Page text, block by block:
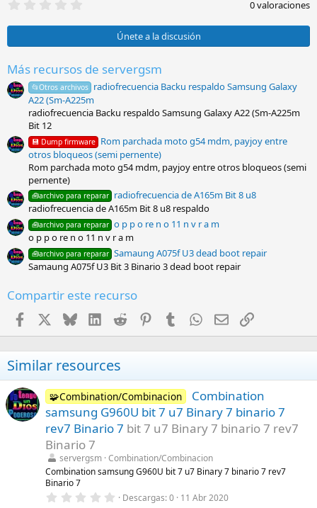
0
e
t
r
e
l
l
a
s
)
0 valoraciones
Únete a la discusión
Más recursos de servergsm
📂Otros archivos radiofrecuencia Backu respaldo Samsung Galaxy
A22 (Sm-A225m
radiofrecuencia Backu respaldo Samsung Galaxy A22 (Sm-A225m
Bit 12
💾 Dump firmware Rom parchada moto g54 mdm, payjoy entre
otros bloqueos (semi pernente)
Rom parchada moto g54 mdm, payjoy entre otros bloqueos (semi
pernente)
🧰archivo para reparar radiofrecuencia de A165m Bit 8 u8
radiofrecuencia de A165m Bit 8 u8 respaldo
🧰archivo para reparar o p p o re n o 11 n v r a m
o p p o re n o 11 n v r a m
🧰archivo para reparar Samaung A075f U3 dead boot repair
Samaung A075f U3 Bit 3 Binario 3 dead boot repair
Compartir este recurso
Facebook BlueskyLinkedInReddit PinterestTumblr WhatsApp
EmailEnlace
Similar resources
🧩Combination/Combinacion
Combination
samsung G960U bit 7 u7 Binary 7 binario 7
rev7 Binario 7 bit 7 u7 Binary 7 binario 7 rev7
Binario 7
servergsm Combination/Combinacion
Combination samsung G960U bit 7 u7 Binary 7 binario 7 rev7
Binario 7
0 Descargas 0 11 Abr 2020